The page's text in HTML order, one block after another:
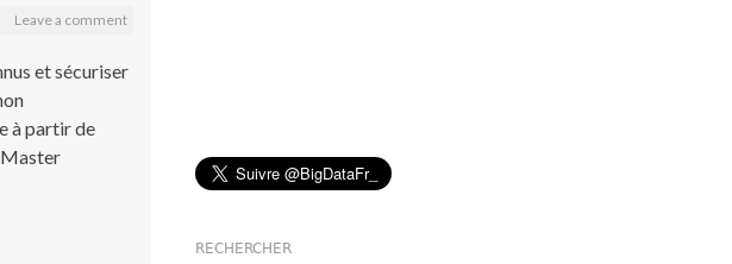
Leave a comment
et sécuriser
à partir de
Master
RECHERCHER